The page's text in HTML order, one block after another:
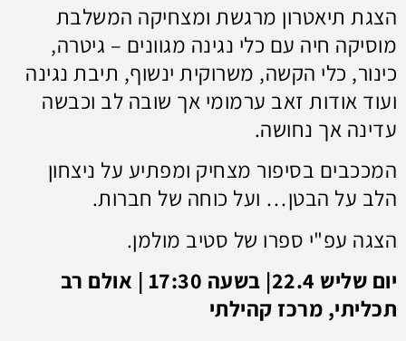
הצגת תיאטרון מרגשת ומצחיקה המשלבת
מוסיקה חיה עם כלי נגינה מגוונים – גיטרה,
כינור, כלי הקשה, משרוקית ינשוף, תיבת נגינה
ועוד אודות זאב ערמומי אך שובה לב וכבשה
עדינה אך נחושה.
המככבים בסיפור מצחיק ומפתיע על ניצחון
הלב על הבטן… ועל כוחה של חברות.
הצגה עפ"י ספרו של סטיב מולמן.
יום שליש 22.4| בשעה 17:30 | אולם רב
תכליתי, מרכז קהילתי